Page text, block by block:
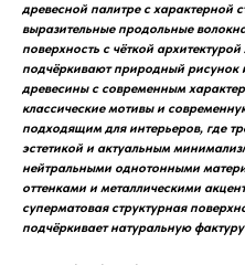
древесной палитре с характерной
выразительные продольные
поверхность с чёткой
подчёркивают природный рисунок
древесины с современным
классические мотивы и
подходящим для интерьеров, где
эстетикой и актуальным
нейтральными однотонными
оттенками и металлическими
суперматовая структурная
подчёркивает натуральную